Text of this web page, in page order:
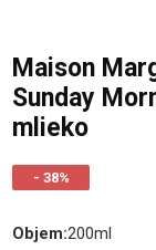
Maison
Sunday
mlieko
- 38%
Objem:200ml